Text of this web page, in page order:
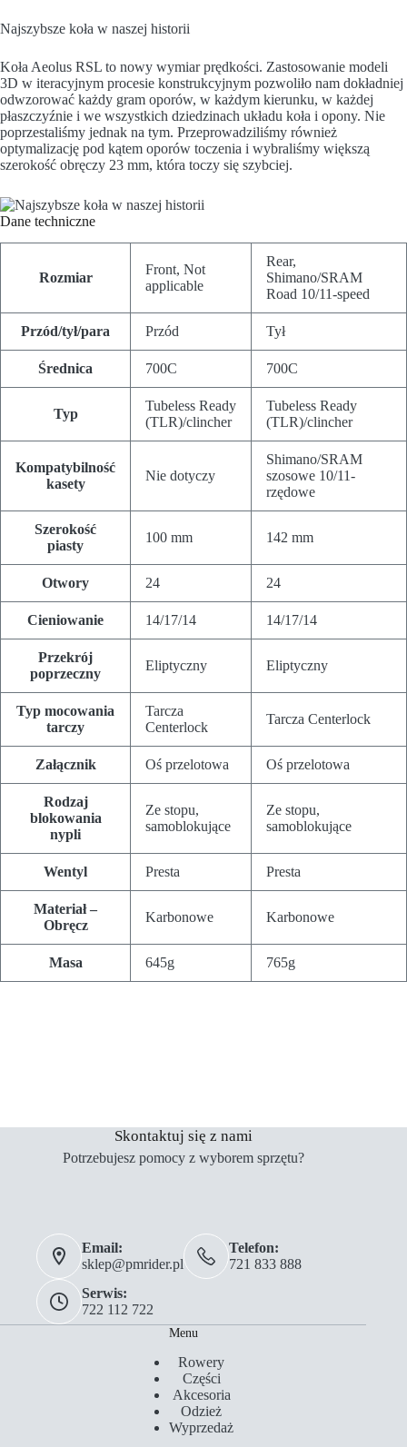
Najszybsze koła w naszej historii
Koła Aeolus RSL to nowy wymiar prędkości. Zastosowanie modeli
3D w iteracyjnym procesie konstrukcyjnym pozwoliło nam dokładniej
odwzorować każdy gram oporów, w każdym kierunku, w każdej
płaszczyźnie i we wszystkich dziedzinach układu koła i opony. Nie
poprzestaliśmy jednak na tym. Przeprowadziliśmy również
optymalizację pod kątem oporów toczenia i wybraliśmy większą
szerokość obręczy 23 mm, która toczy się szybciej.
Dane techniczne
Rozmiar
Front, Not
applicable
Rear,
Shimano/SRAM
Road 10/11-speed
Przód/tył/para Przód Tył
Średnica 700C 700C
Typ
Tubeless Ready
(TLR)/clincher
Tubeless Ready
(TLR)/clincher
Kompatybilność
kasety
Nie dotyczy
Shimano/SRAM
szosowe 10/11-
rzędowe
Szerokość
piasty
100 mm 142 mm
Otwory 24 24
Cieniowanie 14/17/14 14/17/14
Przekrój
poprzeczny
Eliptyczny Eliptyczny
Typ mocowania
tarczy
Tarcza
Centerlock
Tarcza Centerlock
Załącznik Oś przelotowa Oś przelotowa
Rodzaj
blokowania
nypli
Ze stopu,
samoblokujące
Ze stopu,
samoblokujące
Wentyl Presta Presta
Materiał –
Obręcz
Karbonowe Karbonowe
Masa 645g 765g
Skontaktuj się z nami
Potrzebujesz pomocy z wyborem sprzętu?
Email:
sklep@pmrider.pl
Telefon:
721 833 888
Serwis:
722 112 722
Menu
Rowery
Części
Akcesoria
Odzież
Wyprzedaż